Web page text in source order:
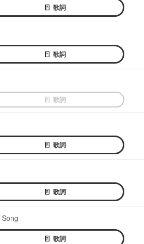
歌詞
歌詞
歌詞
歌詞
歌詞
歌詞